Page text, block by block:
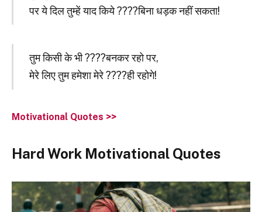
पर ये दिल तुम्हें याद किये ????बिना धड़क नहीं सकता!
तुम किसी के भी ????बनकर रहो पर,
मेरे लिए तुम हमेशा मेरे ????ही रहोगे!
Motivational Quotes >>
Hard Work Motivational Quotes